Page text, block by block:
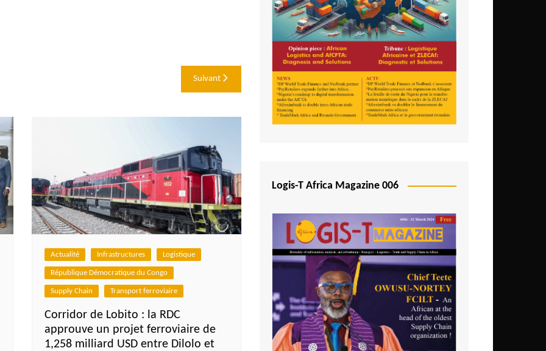
Suivant
Actualité Infrastructures Logistique
République Démocratique du Congo
Supply Chain Transport ferroviaire
Corridor de Lobito : la RDC
approuve un projet ferroviaire de
1,258 milliard USD entre Dilolo et
Logis-T Africa Magazine 006